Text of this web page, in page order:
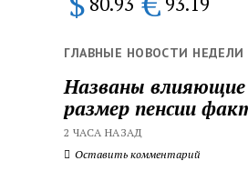
ГЛАВНЫЕ НОВОСТИ НЕДЕЛИ
Названы
размер пенсии
2 ЧАСА НАЗАД
Оставить комментарий